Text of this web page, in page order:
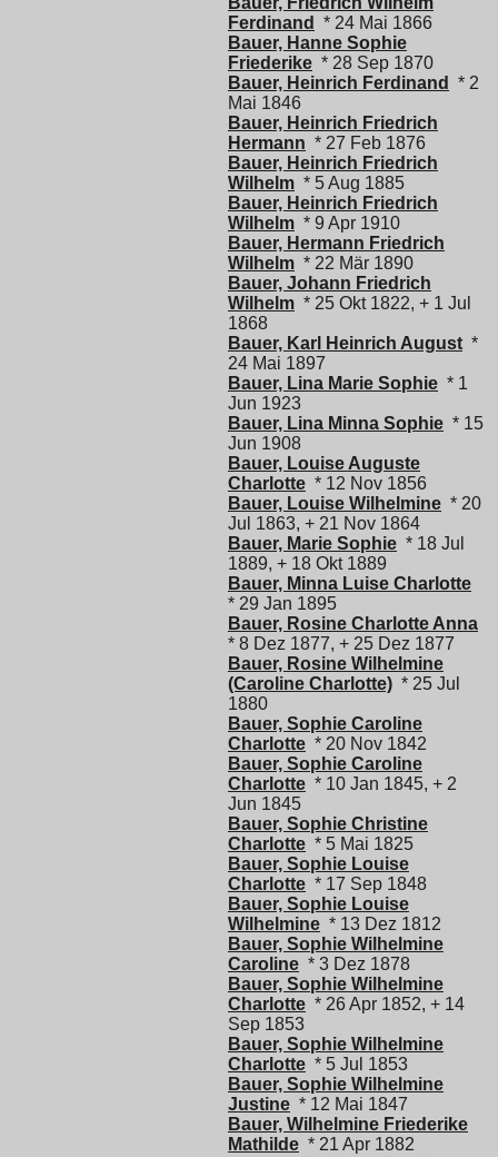
Ferdinand
* 24 Mai 1866
Bauer, Hanne Sophie
Friederike * 28 Sep 1870
Bauer, Heinrich Ferdinand
* 2
Mai 1846
Bauer, Heinrich Friedrich
Hermann * 27 Feb 1876
Bauer, Heinrich Friedrich
Wilhelm * 5 Aug 1885
Bauer, Heinrich Friedrich
Wilhelm * 9 Apr 1910
Bauer, Hermann Friedrich
Wilhelm * 22 Mär 1890
Bauer, Johann Friedrich
Wilhelm * 25 Okt 1822, + 1 Jul
1868
Bauer, Karl Heinrich August *
24 Mai 1897
Bauer, Lina Marie Sophie * 1
Jun 1923
Bauer, Lina Minna Sophie * 15
Jun 1908
Bauer, Louise Auguste
Charlotte * 12 Nov 1856
Bauer, Louise Wilhelmine * 20
Jul 1863, + 21 Nov 1864
Bauer, Marie Sophie * 18 Jul
1889, + 18 Okt 1889
Bauer, Minna Luise Charlotte
* 29 Jan 1895
Bauer, Rosine Charlotte Anna
* 8 Dez 1877, + 25 Dez 1877
Bauer, Rosine Wilhelmine
(Caroline Charlotte) * 25 Jul
1880
Bauer, Sophie Caroline
Charlotte * 20 Nov 1842
Bauer, Sophie Caroline
Charlotte * 10 Jan 1845, + 2
Jun 1845
Bauer, Sophie Christine
Charlotte * 5 Mai 1825
Bauer, Sophie Louise
Charlotte * 17 Sep 1848
Bauer, Sophie Louise
Wilhelmine * 13 Dez 1812
Bauer, Sophie Wilhelmine
Caroline * 3 Dez 1878
Bauer, Sophie Wilhelmine
Charlotte * 26 Apr 1852, + 14
Sep 1853
Bauer, Sophie Wilhelmine
Charlotte * 5 Jul 1853
Bauer, Sophie Wilhelmine
Justine * 12 Mai 1847
Bauer, Wilhelmine Friederike
Mathilde * 21 Apr 1882